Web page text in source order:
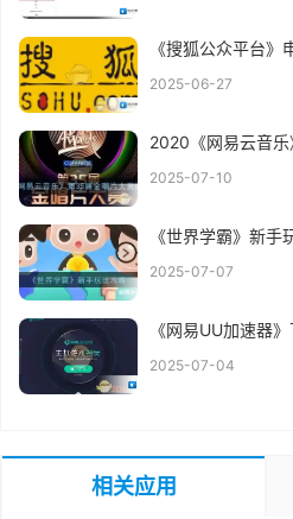
《搜狐公众平台》
2025-06-27
2020《网易云音
2025-07-10
《世界学霸》新手
2025-07-07
《网易UU加速器
2025-07-04
相关应用